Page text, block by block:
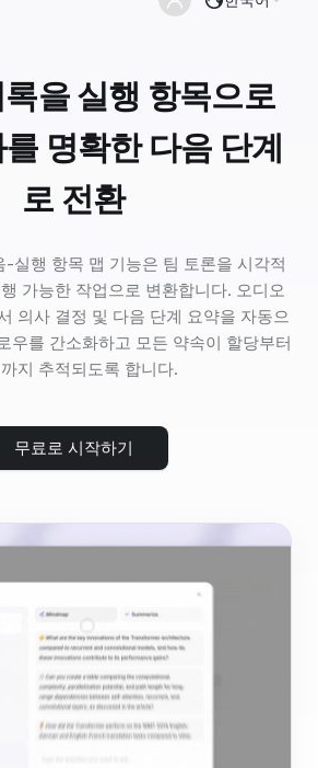
을 실행 항목으로
명확한 다음 단계
로 전환
실행 항목 맵 기능은 팀 토론을 시각적
가능한 작업으로 변환합니다. 오디오
의사 결정 및 다음 단계 요약을 자동으
우를 간소화하고 모든 약속이 할당부터
지 추적되도록 합니다.
무료로 시작하기